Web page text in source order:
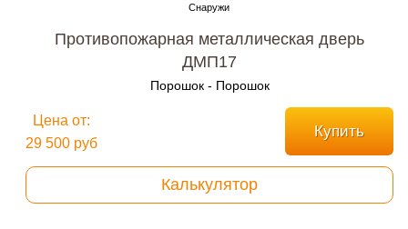
Противопожарная металлическая дверь
ДМП17
Порошок - Порошок
Цена от:
29 500 руб
Купить
Калькулятор